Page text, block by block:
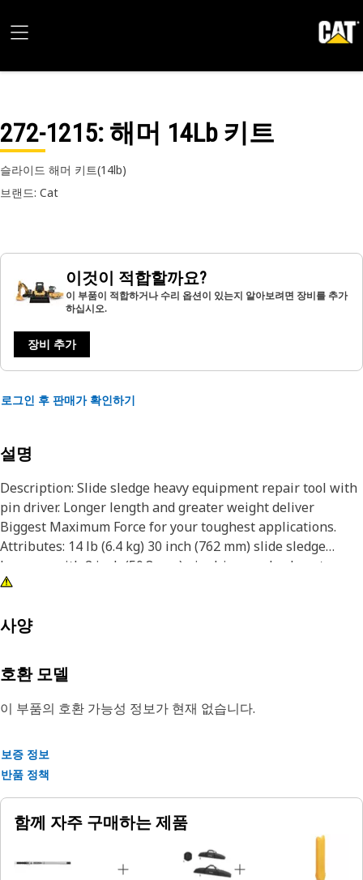
272-1215: 해머 14Lb 키트
슬라이드 해머 키트(14lb)
브랜드: Cat
이것이 적합할까요?
이 부품이 적합하거나 수리 옵션이 있는지 알아보려면 장비를 추가
하십시오.
장비 추가
로그인 후 판매가 확인하기
설명
Description: Slide sledge heavy equipment repair tool with
pin driver. Longer length and greater weight deliver
Biggest Maximum Force for your toughest applications.
Attributes: 14 lb (6.4 kg) 30 inch (762 mm) slide sledge
hammer with 2 inch (50.8 mm) pin driver and nylon storage
bag. Application: Dealer Tool Consult your owners manual
사양
호환 모델
이 부품의 호환 가능성 정보가 현재 없습니다.
보증 정보
반품 정책
함께 자주 구매하는 제품